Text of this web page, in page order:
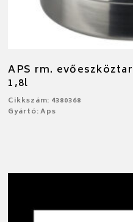
APS rm.
1,8l
Cikkszám: 4380368
Gyártó: Aps